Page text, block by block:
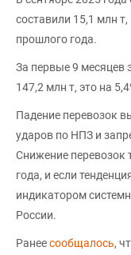
составили 15,1 млн
прошлого года.
За первые 9 месяцев
147,2 млн т, это на
Падение перевозок
ударов по НПЗ и
Снижение перевозок
года, и если
индикатором
России.
Ранеесообщалось,